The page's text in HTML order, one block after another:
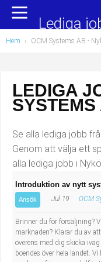
Administration,
Chefer och
Data/IT
Försäljning,
Hantverksyrken
Hotell,
Hälso- och
Barnskötare
Lärare i
Lagerarbetare
Bussförare/
Elevassistent
Personlig
Lediga
Hem › OCM Systems AB -
LEDIGA
Se alla lediga jobb
Genom att välja ett
alla lediga jobb i
Introduktion av nytt
Ansök Jul 19 OCM
Brinner du för försäljning?
marknaden? Klarar du av
överens med dig skicka
boendes över hela landet.